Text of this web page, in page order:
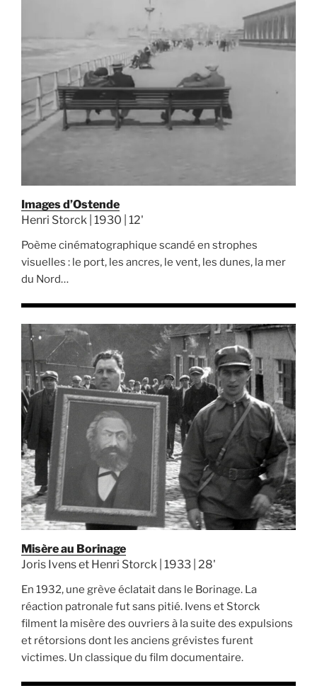
Images d’Ostende
Henri Storck | 1930 | 12'
Poème cinématographique scandé en strophes
visuelles : le port, les ancres, le vent, les dunes, la mer
du Nord…
Misère au Borinage
Joris Ivens et Henri Storck | 1933 | 28'
En 1932, une grève éclatait dans le Borinage. La
réaction patronale fut sans pitié. Ivens et Storck
filment la misère des ouvriers à la suite des expulsions
et rétorsions dont les anciens grévistes furent
victimes. Un classique du film documentaire.